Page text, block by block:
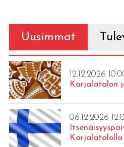
Uusimmat
12.12.2026
Karjalatalon
06.12.2026
Karjalatalolla